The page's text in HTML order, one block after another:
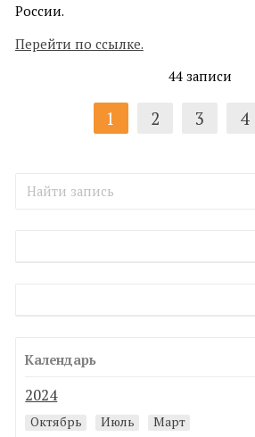
России.
Перейти по ссылке.
44 записи
1 2 3 4
Календарь
2024
Октябрь Июль Март